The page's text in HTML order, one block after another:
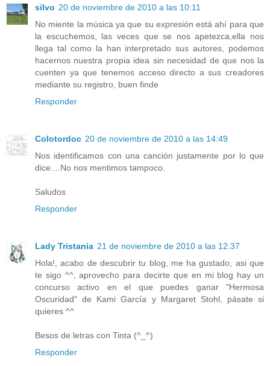
silvo 20 de noviembre de 2010 a las 10:11
No miente la música ya que su expresión está ahí para que
la escuchemos, las veces que se nos apetezca,ella nos
llega tal como la han interpretado sus autores, podemos
hacernos nuestra propia idea sin necesidad de que nos la
cuenten ya que tenemos acceso directo a sus creadores
mediante su registro, buen finde
Responder
Colotordoc 20 de noviembre de 2010 a las 14:49
Nos identificamos con una canción justamente por lo que
dice....No nos mentimos tampoco.
Saludos
Responder
Lady Tristania 21 de noviembre de 2010 a las 12:37
Hola!, acabo de descubrir tu blog, me ha gustado, asi que
te sigo ^^, aprovecho para decirte que en mi blog hay un
concurso activo en el que puedes ganar "Hermosa
Oscuridad" de Kami García y Margaret Stohl, pásate si
quieres ^^
Besos de letras con Tinta (^_^)
Responder